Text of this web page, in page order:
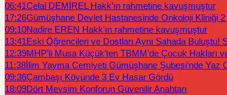
06:41Celal DEMİREL Hakk’ın rahmetine kavuşmuştur
17:26Gümüşhane Devlet Hastanesinde Onkoloji Kliniği
09:10Nadire EREN Hakk’ın rahmetine kavuşmuştur
13:41Eski Öğrencileri ve Dostları Aynı Sahada Buluştu!
12:39MHP’li Musa Küçük’ten TBMM’de Çocuk Hakları
11:38İlim Yayma Cemiyeti Gümüşhane Şubesi’nde Yaz
09:36Çambaşı Köyünde 3 Ev Hasar Gördü
18:09Dört Mevsim Konforun Güvenilir Anahtarı